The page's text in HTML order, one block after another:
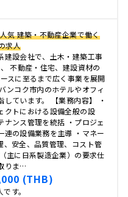
気 建築・不動産企業で働く
求人
建設会社で、土木・建築工事
不動産・住宅、建設資材の
スに至るまで広く事業を展開
ンコク市内のホテルやオフィ
しています。 【業務内容】 ・
クトにおける設備全般の設
ナンス管理を統括 ・プロジェ
連の設備業務を主導 ・マネー
、安全、品質管理、コスト管
主に日系製造企業）の要求仕
りま…
(THB)
す。